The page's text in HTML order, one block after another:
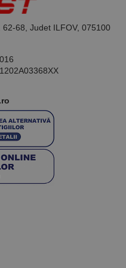
68, Judet ILFOV, 075100